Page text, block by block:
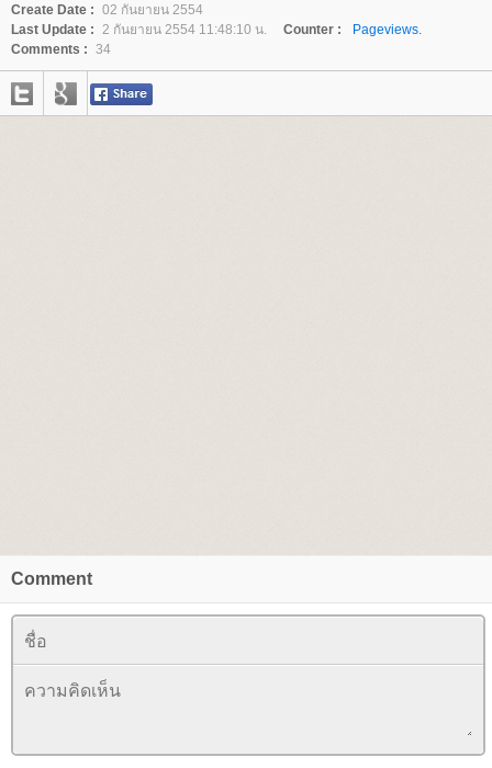
Create Date : 02 กันยายน 2554
Last Update :
2 กันยายน 2554 11:48:10 น. Counter :
Pageviews.
Comments : 34
Comment